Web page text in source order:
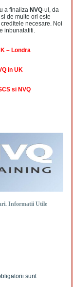
a finaliza NVQ-ul, da
de multe ori este
necesare. Noi
inbunatatiti.
– Londra
in UK
si NVQ
Informatii Utile
sunt